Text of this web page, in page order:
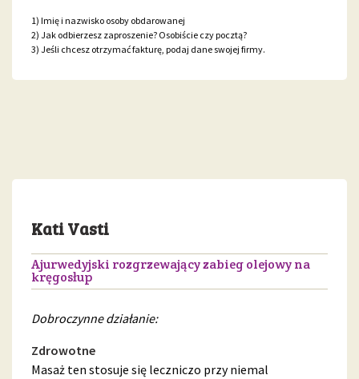
1) Imię i nazwisko osoby obdarowanej
2) Jak odbierzesz zaproszenie? Osobiście czy pocztą?
3) Jeśli chcesz otrzymać fakturę, podaj dane swojej firmy.
Kati Vasti
Ajurwedyjski rozgrzewający zabieg olejowy na
kręgosłup
Dobroczynne działanie:
Zdrowotne
Masaż ten stosuje się leczniczo przy niemal